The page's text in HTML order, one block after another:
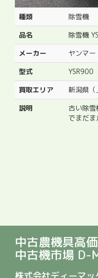
種類
除雪機
品名
除雪機
メーカー
ヤンマー
型式
YSR900
買取エリア
新潟県（
説明
古い除
でまだま
中古農機具高
中古機市場 D-